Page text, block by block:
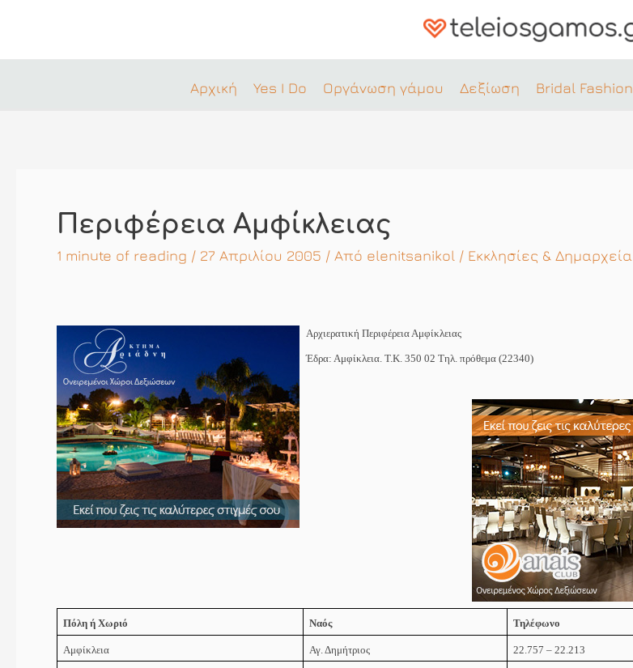
περιεχόμενο
Αρχική Yes I Do Οργάνωση γάμου Δεξίωση Bridal Fashion
Περιφέρεια Αμφίκλειας
1 minute of reading / 27 Απριλίου 2005 / Από elenitsanikol / Εκκλησίες & Δημαρχεία
Αρχιερατική Περιφέρεια Αμφίκλειας
Έδρα: Αμφίκλεια. Τ.Κ. 350 02 Τηλ. πρόθεμα (22340)
Πόληή Χωριό Ναός Τηλέφωνο
Αμφίκλεια Αγ. Δημήτριος 22.757 – 22.213